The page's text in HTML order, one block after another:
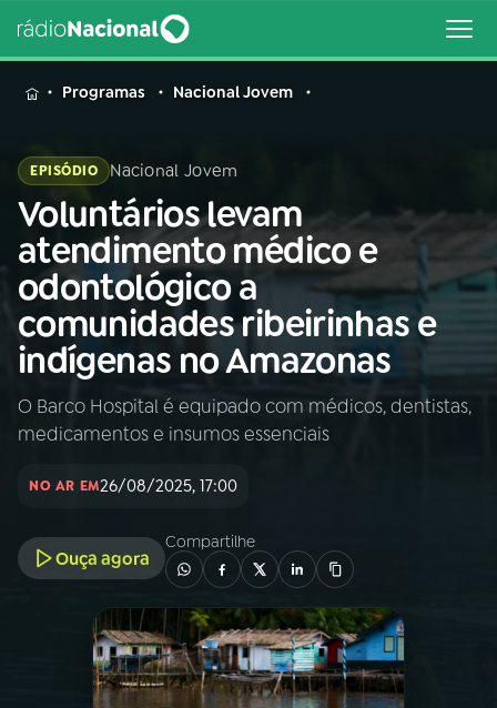
MENU
Buscar
na
Rádio
Nacional
Buscar
AO VIVO
01 INÍCIO
A RÁDIO
PROGRAMAÇÃO
PROGRAMAS
PODCASTS
Programas Nacional Jovem
EPISÓDIO Nacional Jovem
Voluntários levam
atendimento médico e
odontológico a
comunidades ribeirinhas e
indígenas no Amazonas
O Barco Hospital é equipado com médicos, dentistas,
medicamentos e insumos essenciais
NO AR EM26/08/2025, 17:00
Ouça agora
Compartilhe